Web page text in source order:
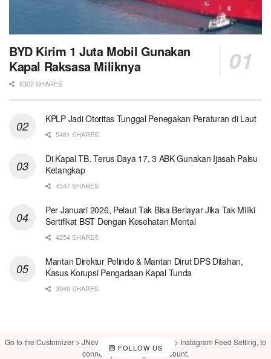
BYD Kirim 1 Juta Mobil Gunakan
Kapal Raksasa Miliknya
6322 SHARES
KPLP Jadi Otoritas Tunggal Penegakan Peraturan di Laut
5481 SHARES
Di Kapal TB. Terus Daya 17, 3 ABK Gunakan Ijasah Palsu
Ketangkap
4547 SHARES
Per Januari 2026, Pelaut Tak Bisa Berlayar Jika Tak Miliki
Sertifikat BST Dengan Kesehatan Mental
4254 SHARES
Mantan Direktur Pelindo & Mantan Dirut DPS Ditahan,
Kasus Korupsi Pengadaan Kapal Tunda
3949 SHARES
FOLLOW US
Go to the Customizer > JNews : Social, Like & View > Instagram Feed Setting, to
connect your Instagram account.